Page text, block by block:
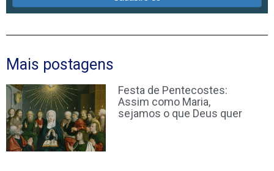
Mais postagens
Festa de Pentecostes:
Assim como Maria,
sejamos o que Deus quer